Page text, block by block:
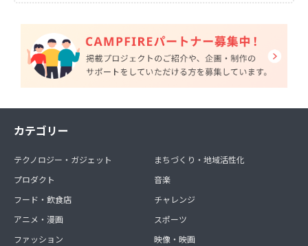
カテゴリー
テクノロジー・ガジェット
プロダクト
フード・飲食店
アニメ・漫画
ファッション
まちづくり・地域活性化
音楽
チャレンジ
スポーツ
映像・映画